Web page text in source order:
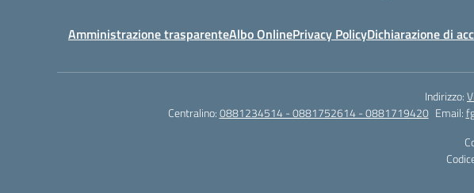
Amministrazione trasparenteAlbo OnlinePrivacy PolicyDichiarazione di
Indirizzo:
Centralino:0881234514 - 0881752614 - 0881719420 Email: